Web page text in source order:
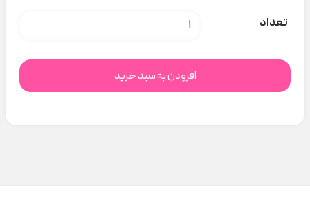
تعداد کلاه پولیشی خرس کد H000423 عدد
افزودن به سبد خرید